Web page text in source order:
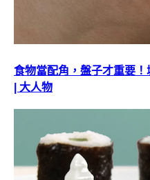
食物當配角，盤子才重要！
| 大人物